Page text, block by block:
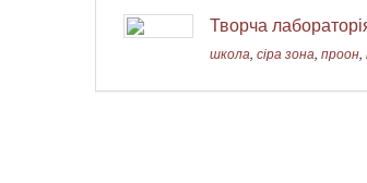
Творча
школа, сіра зона, проон,